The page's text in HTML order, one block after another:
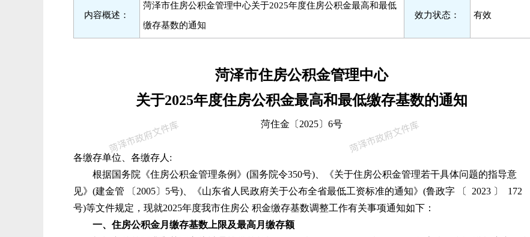
内容概述：
菏泽市住房公积金管理中心关于2025年度住房公积金最高和最低
缴存基数的通知
效力状态： 有效
菏泽市住房公积金管理中心
关于2025年度住房公积金最高和最低缴存基数的通知
菏住金〔2025〕6号
各缴存单位、各缴存人:
根据国务院《住房公积金管理条例》(国务院令350号)、《关于住房公积金管理若干具体问题的指导意
见》(建金管
〔 2005〕 5号)、《山东省人民政府关于公布全省最低工资标准的通知》(鲁政字 〔 2023 〕
172
号)等文件规定，现就2025年度我市住房公 积金缴存基数调整工作有关事项通知如下：
一、住房公积金月缴存基数上限及最高月缴存额